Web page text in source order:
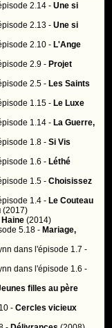
2.14 -Une si
2.13 -Une si
2.10 - L'Ange
2.9 - Projet
2.5 - Les Saints
1.15 - Le Luxe
1.14 - La Guerre,
1.8 -Si Vis
1.6 - Léthé
1.5 -Choisissez
1.4 - Le Couteau
(2017)
Haine (2014)
5.18 - Mariage,
dans l'épisode 1.7 -
dans l'épisode 1.6 -
filles au père
-Cercles vicieux